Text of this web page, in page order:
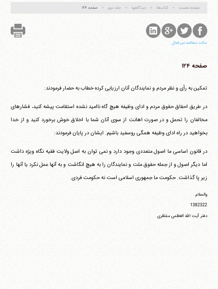
صفحه نخست کتاب‌ها دیدگاهها جلد دوم صفحه ۱۲۴
حالت مطالعه غیر فعال
صفحه ۱۲۴
تمکین به رأی و نظر مردم و نمایندگان آنان ارزیابی کرده خطاب به حضار فرمودند:
در طریق احقاق حقوق مردم و ادای وظیفه هیچ گاه ناامید نشده استقامت پیشه کنید، فشارهای
مخالفان را تحمل و در صورت اهانت از سوی آنان شما با اخلاق خوش برخورد کنید و از خدا
بخواهید در راه ادای وظیفه همگی روسفید باشیم. ایشان در پایان فرمودند:
در قانون اساسی ما اصول متعددی وجود دارد و نمی توان به اصل ولایت فقیه نگاه ویژه داشت
اما دیگر اصول و از جمله حقوق ملت و نمایندگان را به هیچ انگاشت و به آنها عمل نکرد یا آنها را
زیر پا گذاشت. حکومت ما جمهوری اسلامی است نه حکومت فردی.
والسلام.
1382322
دفتر آیت الله العظمی منتظری